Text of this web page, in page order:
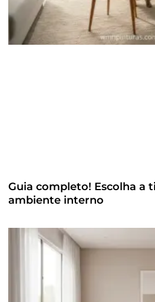
Guia completo! Escolha a
ambiente interno